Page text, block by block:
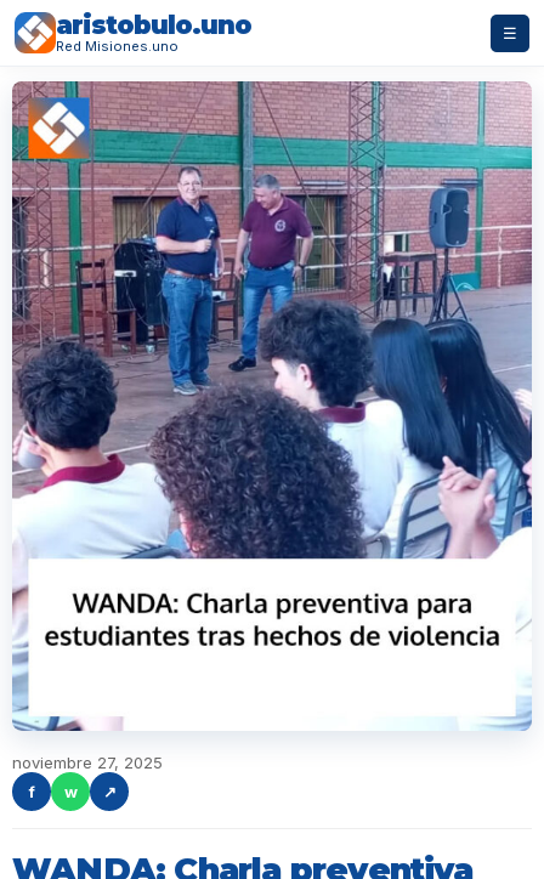
aristobulo.uno
Red Misiones.uno
☰
noviembre 27, 2025
f
w ↗
WANDA: Charla preventiva